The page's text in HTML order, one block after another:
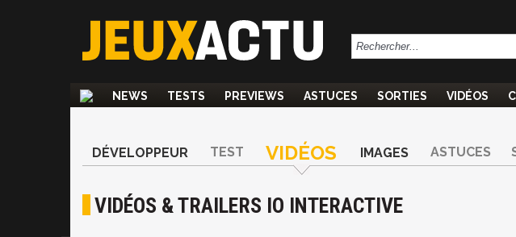
NEWS TESTS PREVIEWS ASTUCES SORTIES VIDÉOS
DÉVELOPPEUR TEST VIDÉOS IMAGES ASTUCES
VIDÉOS & TRAILERS IO INTERACTIVE